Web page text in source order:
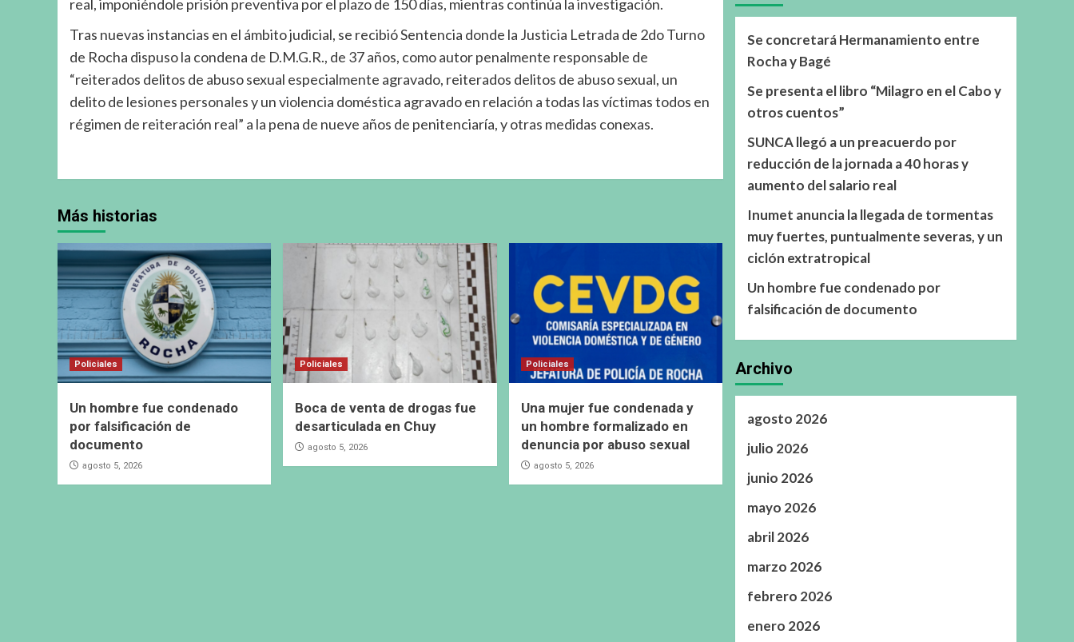
real, imponiéndole prisión preventiva por el plazo de 150 días, mientras continúa la investigación.
Tras nuevas instancias en el ámbito judicial, se recibió Sentencia donde la Justicia Letrada de 2do Turno
de Rocha dispuso la condena de D.M.G.R., de 37 años, como autor penalmente responsable de
“reiterados delitos de abuso sexual especialmente agravado, reiterados delitos de abuso sexual, un
delito de lesiones personales y un violencia doméstica agravado en relación a todas las víctimas todos en
régimen de reiteración real” a la pena de nueve años de penitenciaría, y otras medidas conexas.
Más historias
Policiales
Un hombre fue condenado
por falsificación de
documento
agosto 5, 2026
Policiales
Boca de venta de drogas fue
desarticulada en Chuy
agosto 5, 2026
Policiales
Una mujer fue condenada y
un hombre formalizado en
denuncia por abuso sexual
agosto 5, 2026
Se concretará Hermanamiento entre
Rocha y Bagé
Se presenta el libro “Milagro en el Cabo y
otros cuentos”
SUNCA llegó a un preacuerdo por
reducción de la jornada a 40 horas y
aumento del salario real
Inumet anuncia la llegada de tormentas
muy fuertes, puntualmente severas, y un
ciclón extratropical
Un hombre fue condenado por
falsificación de documento
Archivo
agosto 2026
julio 2026
junio 2026
mayo 2026
abril 2026
marzo 2026
febrero 2026
enero 2026